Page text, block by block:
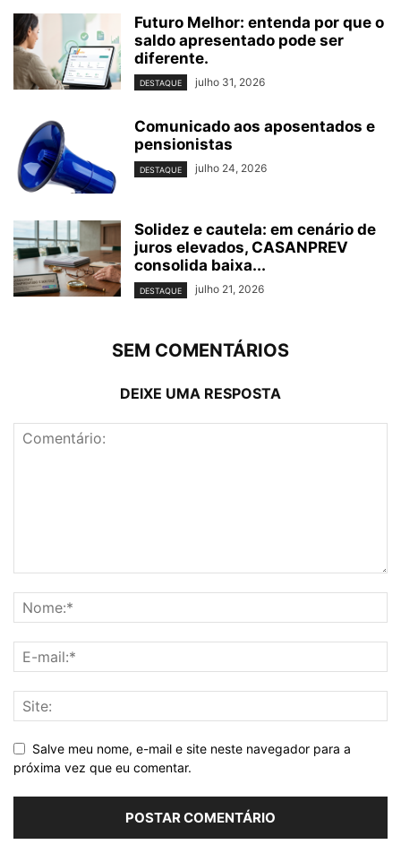
Futuro Melhor: entenda por que o
saldo apresentado pode ser
diferente.
DESTAQUE julho 31, 2026
Comunicado aos aposentados e
pensionistas
DESTAQUE julho 24, 2026
Solidez e cautela: em cenário de
juros elevados, CASANPREV
consolida baixa...
DESTAQUE julho 21, 2026
SEM COMENTÁRIOS
DEIXE UMA RESPOSTA
Salve meu nome, e-mail e site neste navegador para a
próxima vez que eu comentar.